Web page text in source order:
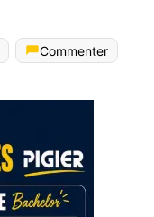
Commenter